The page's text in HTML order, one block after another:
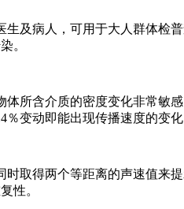
及病人，可用于大人群体
。
所含介质的密度变化非常敏
变动即能出现传播速度的变
取得两个等距离的声速值
性。